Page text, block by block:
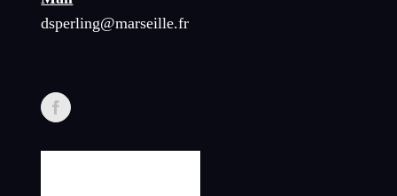
dsperling@marseille.fr